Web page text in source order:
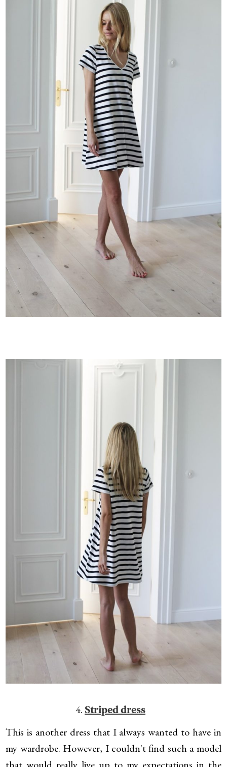
4. Striped dress
This is another dress that I always wanted to have in
my wardrobe. However, I couldn't find such a model
that would really live up to my expectations in the